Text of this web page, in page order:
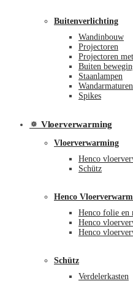
Buitenverlichting
Wandinbouw
Projectoren
Projectoren
Buiten
Staanlampen
Spikes
🔅 Vloerverwarming
Vloerverwarming
Henco
Schütz
Henco
Henco folie en
Henco
Henco
Schütz
Verdelerkasten